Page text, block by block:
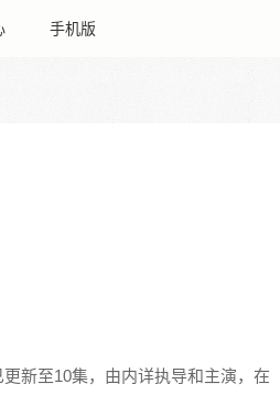
手机版
新至10集，由内详执导和主演，在